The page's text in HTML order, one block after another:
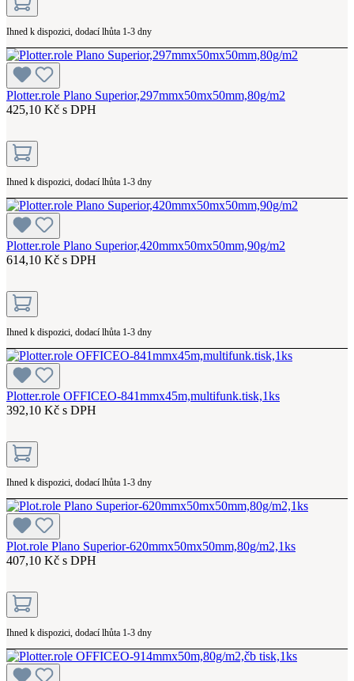
Ihned k dispozici, dodací lhůta 1-3 dny
Plotter.role Plano Superior,297mmx50mx50mm,80g/m2
425,10 Kč s DPH
Ihned k dispozici, dodací lhůta 1-3 dny
Plotter.role Plano Superior,420mmx50mx50mm,90g/m2
614,10 Kč s DPH
Ihned k dispozici, dodací lhůta 1-3 dny
Plotter.role OFFICEO-841mmx45m,multifunk.tisk,1ks
392,10 Kč s DPH
Ihned k dispozici, dodací lhůta 1-3 dny
Plot.role Plano Superior-620mmx50mx50mm,80g/m2,1ks
407,10 Kč s DPH
Ihned k dispozici, dodací lhůta 1-3 dny